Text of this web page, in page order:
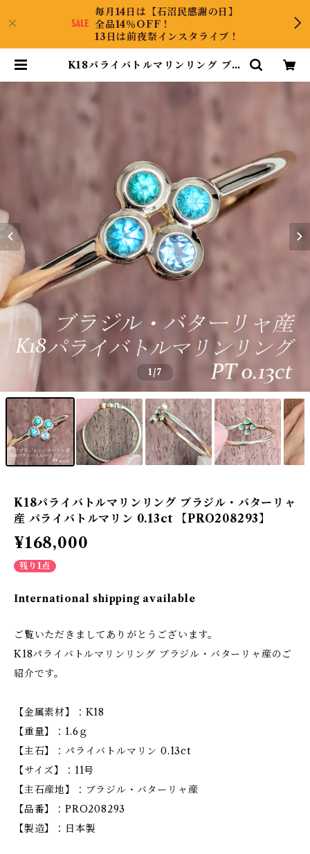
毎月14日は【石沼民感謝の日】
全品14％OFF！
13日は前夜祭インスタライブ！
K18パライバトルマリンリング ブラ
リン 0.13ct 【PRO208293】 | K
yaraPLUS Co.,Ltd.
1/7
K18パライバトルマリンリング ブラジル・バターリャ
産 パライバトルマリン 0.13ct 【PRO208293】
¥168,000
残り1点
International shipping available
ご覧いただきましてありがとうございます。
K18パライバトルマリンリング ブラジル・バターリャ産のご
紹介です。
【金属素材】：K18
【重量】：1.6ｇ
【主石】：パライバトルマリン 0.13ct
【サイズ】：11号
【主石産地】：ブラジル・バターリャ産
【品番】：PRO208293
【製造】：日本製